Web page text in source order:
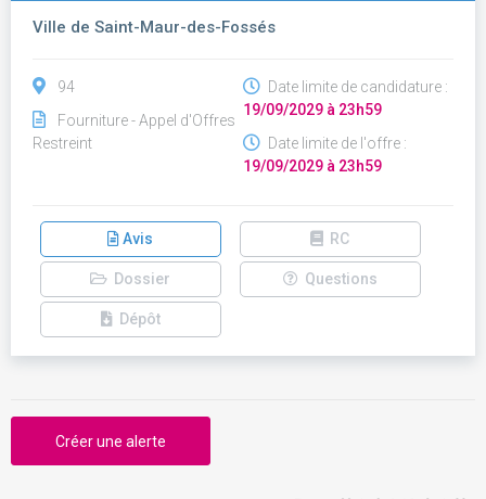
Ville de Saint-Maur-des-Fossés
94
Fourniture - Appel d'Offres
Restreint
Date limite de candidature :
19/09/2029 à 23h59
Date limite de l'offre :
19/09/2029 à 23h59
Avis RC
Dossier Questions
Dépôt
Créer une alerte